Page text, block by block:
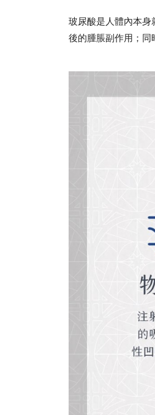
玻尿酸是人體內本身
後的腫脹副作用；同